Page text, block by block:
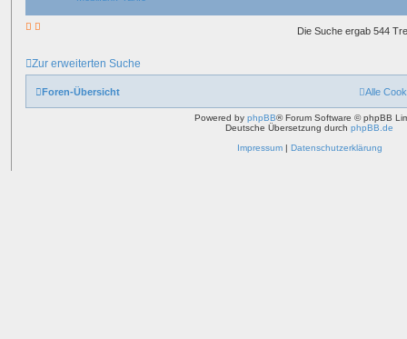
Die Suche ergab 544
Zur erweiterten Suche
Foren-Übersicht Alle
Powered by phpBB® Forum Software © phpBB
Deutsche Übersetzung durch phpBB.de
Impressum| Datenschutzerklärung